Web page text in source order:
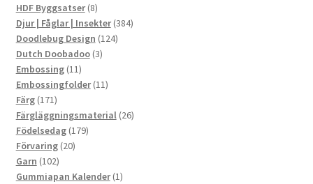
HDF Byggsatser 88
produkter
Djur | Fåglar | Insekter 384384
Doodlebug Design 124124
Dutch Doobadoo 33
Embossing 1111
produkter
Embossingfolder 1111
Färg 171171
produkter
Färgläggningsmaterial 2626
Födelsedag 179179
Förvaring 2020
Garn 102102
produkter
Gummiapan Kalender 11